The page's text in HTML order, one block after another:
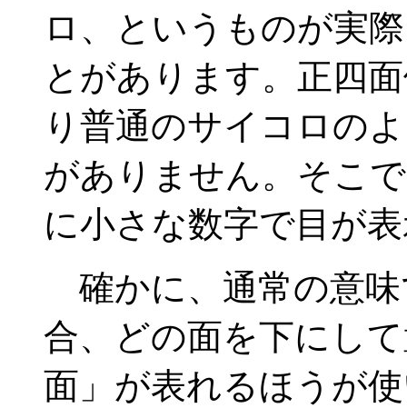
ロ、というものが実
とがあります。正四
り普通のサイコロの
がありません。そこ
に小さな数字で目が
確かに、通常の意
合、どの面を下にし
面」が表れるほうが